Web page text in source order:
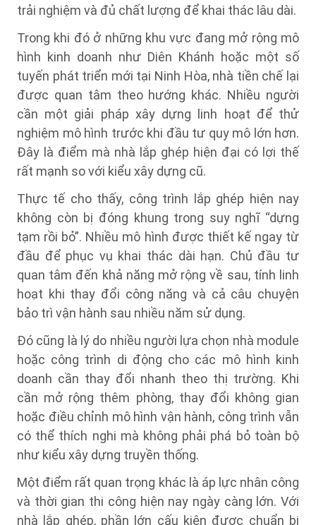
trải nghiệm và đủ chất lượng để khai thác lâu dài.
Trong khi đó ở những khu vực đang mở rộng mô
hình kinh doanh như Diên Khánh hoặc một số
tuyến phát triển mới tại Ninh Hòa, nhà tiền chế lại
được quan tâm theo hướng khác. Nhiều người
cần một giải pháp xây dựng linh hoạt để thử
nghiệm mô hình trước khi đầu tư quy mô lớn hơn.
Đây là điểm mà nhà lắp ghép hiện đại có lợi thế
rất mạnh so với kiểu xây dựng cũ.
Thực tế cho thấy, công trình lắp ghép hiện nay
không còn bị đóng khung trong suy nghĩ “dựng
tạm rồi bỏ”. Nhiều mô hình được thiết kế ngay từ
đầu để phục vụ khai thác dài hạn. Chủ đầu tư
quan tâm đến khả năng mở rộng về sau, tính linh
hoạt khi thay đổi công năng và cả câu chuyện
bảo trì vận hành sau nhiều năm sử dụng.
Đó cũng là lý do nhiều người lựa chọn nhà module
hoặc công trình di động cho các mô hình kinh
doanh cần thay đổi nhanh theo thị trường. Khi
cần mở rộng thêm phòng, thay đổi không gian
hoặc điều chỉnh mô hình vận hành, công trình vẫn
có thể thích nghi mà không phải phá bỏ toàn bộ
như kiểu xây dựng truyền thống.
Một điểm rất quan trọng khác là áp lực nhân công
và thời gian thi công hiện nay ngày càng lớn. Với
nhà lắp ghép, phần lớn cấu kiện được chuẩn bị